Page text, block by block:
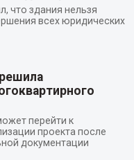
что здания нельзя
всех юридических
перейти к
проекта после
документации